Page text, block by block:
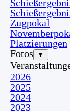
Zugpokal
Platzierungen
Fotos
▼
2026
2025
2024
2023